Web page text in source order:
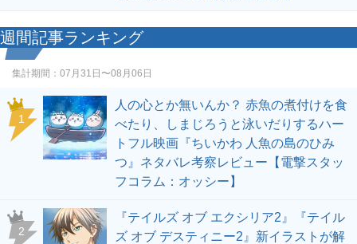
週間記事ランキング
集計期間： 07月31日〜08月06日
1
人の心とか無いんか？ 赤魚の煮付けを食
べたり、しまじろうと泳いだりするハー
トフル映画『ちいかわ 人魚の島のひみ
つ』ネタバレ考察レビュー【電撃スタッ
フコラム：オッシー】
2
『テイルズ オブ エクシリア2』『テイル
ズ オブ デスティニー2』新イラストが解